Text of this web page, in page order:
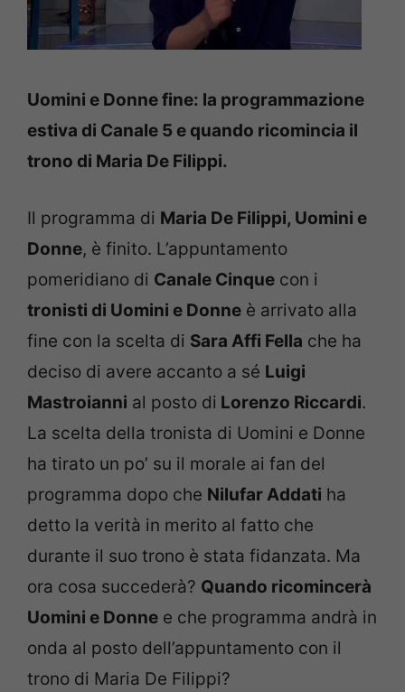
Uomini e Donne fine: la programmazione
estiva di Canale 5 e quando ricomincia il
trono di Maria De Filippi.
Il programma di Maria De Filippi, Uomini e
Donne, è finito. L’appuntamento
pomeridiano di Canale Cinque con i
tronisti di Uomini e Donne è arrivato alla
fine con la scelta di Sara Affi Fella che ha
deciso di avere accanto a sé Luigi
Mastroianni al posto di Lorenzo Riccardi.
La scelta della tronista di Uomini e Donne
ha tirato un po’ su il morale ai fan del
programma dopo che Nilufar Addati ha
detto la verità in merito al fatto che
durante il suo trono è stata fidanzata. Ma
ora cosa succederà? Quando ricomincerà
Uomini e Donne e che programma andrà in
onda al posto dell’appuntamento con il
trono di Maria De Filippi?